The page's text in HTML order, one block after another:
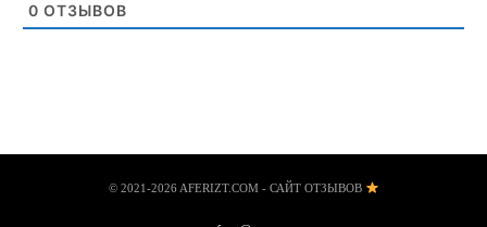
0 ОТЗЫВОВ
© 2021-2026 AFERIZT.COM - САЙТ ОТЗЫВОВ